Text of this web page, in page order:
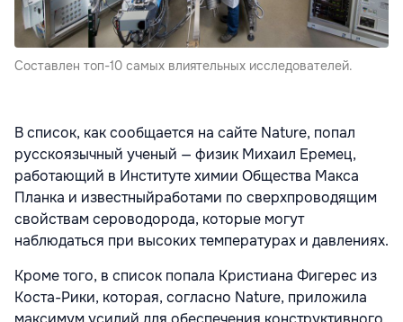
Составлен топ-10 самых влиятельных исследователей.
В список, как сообщается на сайте Nature, попал
русскоязычный ученый — физик Михаил Еремец,
работающий в Институте химии Общества Макса
Планка и известныйработами по сверхпроводящим
свойствам сероводорода, которые могут
наблюдаться при высоких температурах и давлениях.
Кроме того, в список попала Кристиана Фигерес из
Коста-Рики, которая, согласно Nature, приложила